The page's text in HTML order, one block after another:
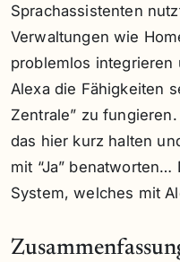
Sprachassistenten
Verwaltungen wie
problemlos integrieren
Alexa die Fähigkeiten
Zentrale” zu
das hier kurz halten
mit “Ja”
System, welches mit